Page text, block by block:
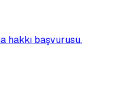
hakkı başvurusu.